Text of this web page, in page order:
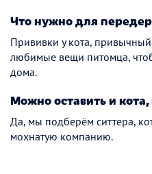
Что нужно для
Прививки у кота,
любимые вещи питомца,
дома.
Можно оставить и кота,
Да, мы подберём ситтера,
мохнатую компанию.